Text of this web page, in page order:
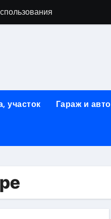
работах
Ваших Идей
Практичность
участок Гараж и авто